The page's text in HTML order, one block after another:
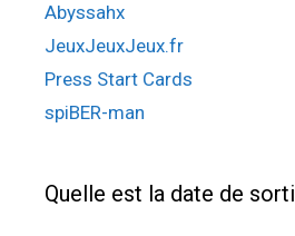
Abyssahx
JeuxJeuxJeux.fr
Press Start Cards
spiBER-man
Quelle est la date de